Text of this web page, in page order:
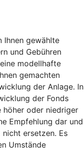
Ihnen gewählte
und Gebühren
modellhafte
gemachten
der Anlage. In
der Fonds
höher oder niedriger
Empfehlung dar und
ersetzen. Es
Umstände